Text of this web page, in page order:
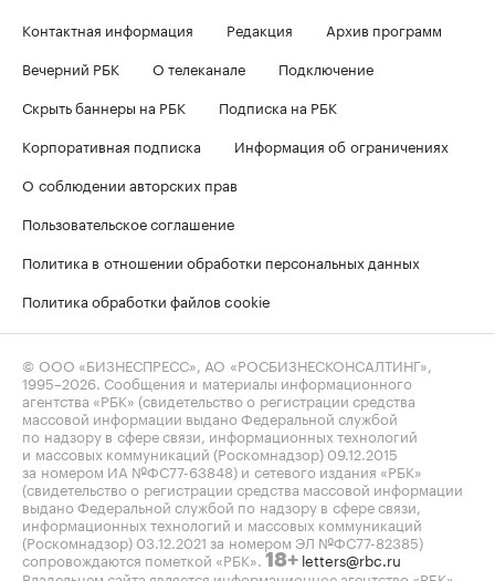
Контактная информация Редакция
Архив программ
Вечерний РБК
О телеканале
Подключение
Скрыть баннеры на РБК
Подписка на РБК
Корпоративная подписка
Информация об ограничениях
О соблюдении авторских прав
Пользовательское соглашение
Политика в отношении обработки персональных данных
Политика обработки файлов cookie
© ООО «БИЗНЕСПРЕСС», АО «РОСБИЗНЕСКОНСАЛТИНГ»,
1995–2026 . Сообщения и материалы информационного
агентства «РБК» (свидетельство о регистрации средства
массовой информации выдано Федеральной службой
по надзору в сфере связи, информационных технологий
и массовых коммуникаций (Роскомнадзор) 09.12.2015
за номером ИА №ФС77-63848) и сетевого издания «РБК»
(свидетельство о регистрации средства массовой информации
выдано Федеральной службой по надзору в сфере связи,
информационных технологий и массовых коммуникаций
(Роскомнадзор) 03.12.2021 за номером ЭЛ №ФС77-82385)
сопровождаются пометкой «РБК». 18+ letters@rbc.ru